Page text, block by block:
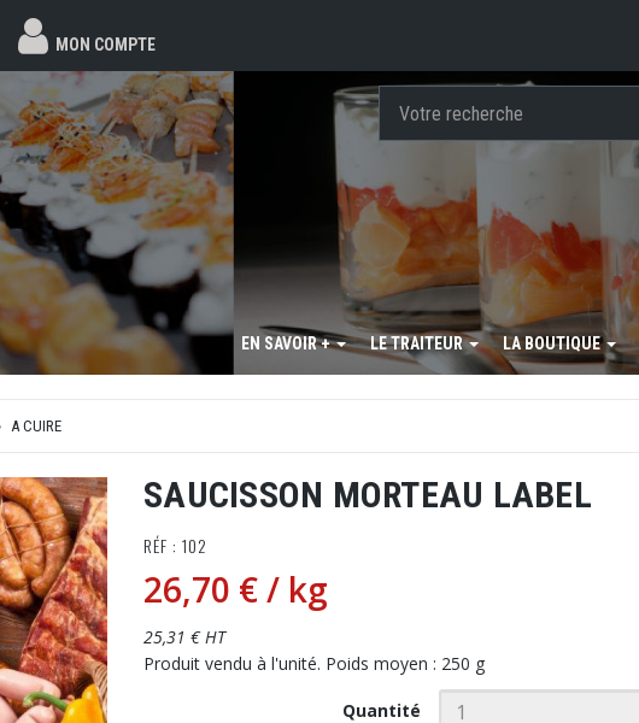
MON COMPTE
EN SAVOIR + LE TRAITEUR LA BOUTIQUE
A CUIRE
SAUCISSON MORTEAU LABEL
RÉF : 102
26,70 €/ kg
25,31 € HT
Produit vendu à l'unité. Poids moyen : 250 g
Quantité